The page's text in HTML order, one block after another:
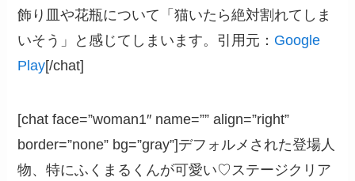
飾り皿や花瓶について「猫いたら絶対割れてしま
いそう」と感じてしまいます。引用元： Google
Play[/chat]
[chat face=”woman1″ name=”” align=”right”
border=”none” bg=”gray”]デフォルメされた登場人
物、特にふくまるくんが可愛い♡ステージクリア